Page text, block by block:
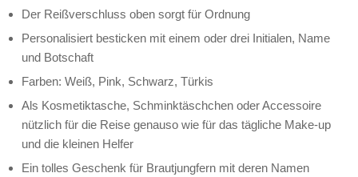
Der Reißverschluss oben sorgt für Ordnung
Personalisiert besticken mit einem oder drei Initialen, Name
und Botschaft
Farben: Weiß, Pink, Schwarz, Türkis
Als Kosmetiktasche, Schminktäschchen oder Accessoire
nützlich für die Reise genauso wie für das tägliche Make-up
und die kleinen Helfer
Ein tolles Geschenk für Brautjungfern mit deren Namen